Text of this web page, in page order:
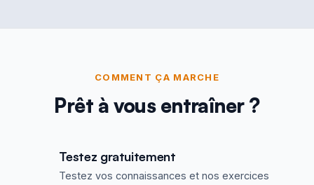
COMMENT ÇA MARCHE
Prêt à vous entraîner ?
Testez gratuitement
Testez vos connaissances et nos exercices